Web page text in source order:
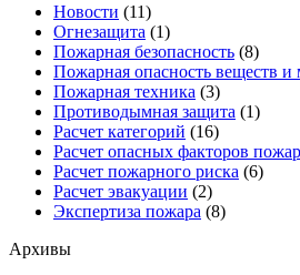
Новости (11)
Огнезащита (1)
Пожарная безопасность (8)
Пожарная опасность веществ и
Пожарная техника (3)
Противодымная защита (1)
Расчет категорий (16)
Расчет опасных факторов
Расчет пожарного риска (6)
Расчет эвакуации (2)
Экспертиза пожара (8)
Архивы